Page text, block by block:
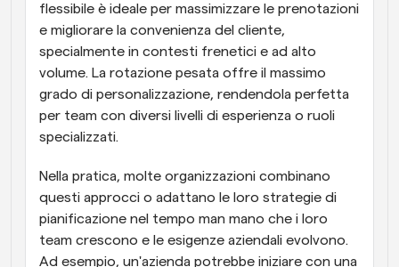
flessibile è ideale per massimizzare le prenotazioni
e migliorare la convenienza del cliente,
specialmente in contesti frenetici e ad alto
volume. La rotazione pesata offre il massimo
grado di personalizzazione, rendendola perfetta
per team con diversi livelli di esperienza o ruoli
specializzati.
Nella pratica, molte organizzazioni combinano
questi approcci o adattano le loro strategie di
pianificazione nel tempo man mano che i loro
team crescono e le esigenze aziendali evolvono.
Ad esempio, un'azienda potrebbe iniziare con una